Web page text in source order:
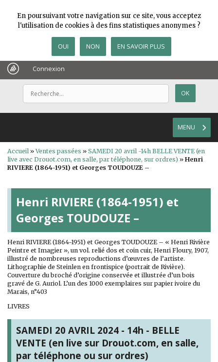
Connexion
MENU
Accueil»Ventes passées » SAMEDI 20 avril -14h BELLE VENTE (en
live avec Drouot.com, en salle, par téléphone, sur ordres) » Henri
RIVIERE (1864-1951) et Georges TOUDOUZE –
Henri RIVIERE (1864-1951) et
Georges TOUDOUZE –
Henri RIVIERE (1864-1951) et Georges TOUDOUZE – « Henri Rivière
Peintre et Imagier », un vol. relié dos et coin cuir, Henri Floury, 1907,
illustré de nombreuses reproductions d’œuvres de l’artiste.
Lithographie de Steinlen en frontispice (portrait de Rivière).
Couverture du broché d’origine conservée et illustrée d’un bois
gravé de G. Auriol. L’un des 1000 exemplaires sur papier ivoire du
Marais, n°403
LIVRES
SAMEDI 20 AVRIL 2024 - 14h - BELLE
VENTE (en live sur Drouot.com, en salle,
par téléphone ou sur ordres)
En poursuivant votre navigation sur ce site, vous acceptez
l'utilisation de cookies à des fins statistiques anonymes ?
OUI NON EN SAVOIR PLUS